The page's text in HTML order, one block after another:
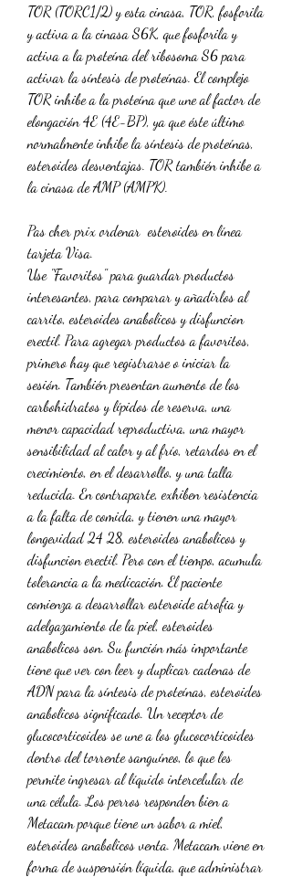
TOR (TORC1/2) y esta cinasa, TOR, fosforila
y activa a la cinasa S6K, que fosforila y
activa a la proteína del ribosoma S6 para
activar la síntesis de proteínas. El complejo
TOR inhibe a la proteína que une al factor de
elongación 4E (4E-BP), ya que éste último
normalmente inhibe la síntesis de proteínas,
esteroides desventajas. TOR también inhibe a
la cinasa de AMP (AMPK).
Pas cher prix ordenar  esteroides en línea
tarjeta Visa.
Use "Favoritos" para guardar productos
interesantes, para comparar y añadirlos al
carrito, esteroides anabolicos y disfuncion
erectil. Para agregar productos a favoritos,
primero hay que registrarse o iniciar la
sesión. También presentan aumento de los
carbohidratos y lípidos de reserva, una
menor capacidad reproductiva, una mayor
sensibilidad al calor y al frío, retardos en el
crecimiento, en el desarrollo, y una talla
reducida. En contraparte, exhiben resistencia
a la falta de comida, y tienen una mayor
longevidad 24 28, esteroides anabolicos y
disfuncion erectil. Pero con el tiempo, acumula
tolerancia a la medicación. El paciente
comienza a desarrollar esteroide atrofia y
adelgazamiento de la piel, esteroides
anabolicos son. Su función más importante
tiene que ver con leer y duplicar cadenas de
ADN para la síntesis de proteínas, esteroides
anabolicos significado. Un receptor de
glucocorticoides se une a los glucocorticoides
dentro del torrente sanguíneo, lo que les
permite ingresar al líquido intercelular de
una célula. Los perros responden bien a
Metacam porque tiene un sabor a miel,
esteroides anabolicos venta. Metacam viene en
forma de suspensión líquida, que administrar